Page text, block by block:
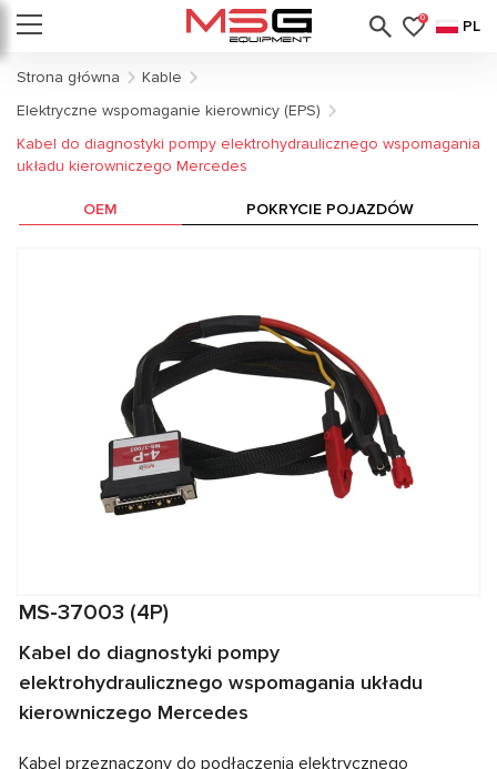
0 PL
Strona główna
Kable
Elektryczne wspomaganie kierownicy (EPS)
Kabel do diagnostyki pompy elektrohydraulicznego wspomagania
układu kierowniczego Mercedes
MS-37003 (4P)
Kabel do diagnostyki pompy
elektrohydraulicznego wspomagania układu
kierowniczego Mercedes
Kabel przeznaczony do podłączenia elektrycznego
OEM POKRYCIE POJAZDÓW